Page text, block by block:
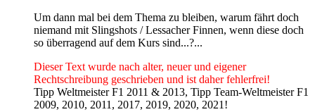
Um dann mal bei dem Thema zu bleiben, warum fährt doch
niemand mit Slingshots / Lessacher Finnen, wenn diese doch
so überragend auf dem Kurs sind...?...
Dieser Text wurde nach alter, neuer und eigener
Rechtschreibung geschrieben und ist daher fehlerfrei!
Tipp Weltmeister F1 2011 & 2013, Tipp Team-Weltmeister F1
2009, 2010, 2011, 2017, 2019, 2020, 2021!